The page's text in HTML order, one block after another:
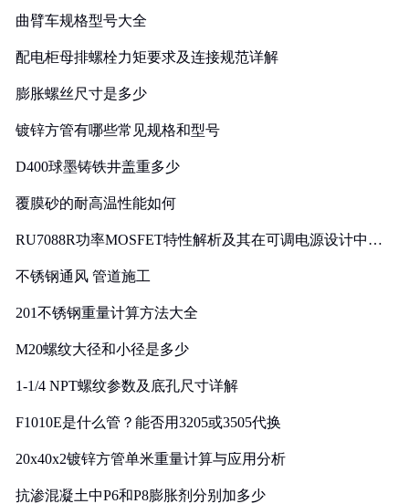
曲臂车规格型号大全
配电柜母排螺栓力矩要求及连接规范详解
膨胀螺丝尺寸是多少
镀锌方管有哪些常见规格和型号
D400球墨铸铁井盖重多少
覆膜砂的耐高温性能如何
RU7088R功率MOSFET特性解析及其在可调电源设计中的
不锈钢通风 管道施工
201不锈钢重量计算方法大全
M20螺纹大径和小径是多少
1-1/4 NPT螺纹参数及底孔尺寸详解
F1010E是什么管？能否用3205或3505代换
20x40x2镀锌方管单米重量计算与应用分析
抗渗混凝土中P6和P8膨胀剂分别加多少